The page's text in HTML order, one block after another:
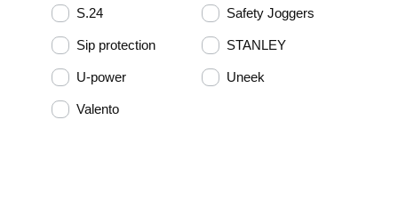
S.24 Safety Joggers
Sip protection STANLEY
U-power Uneek
Valento